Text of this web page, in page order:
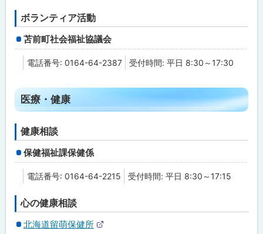
ボランティア活動
苫前町社会福祉協議会
電話番号: 0164-64-2387 受付時間: 平日 8:30～17:30
ト
ッ
プ
に
戻
医療・健康
健康相談
保健福祉課保健係
電話番号: 0164-64-2215 受付時間: 平日 8:30～17:15
心の健康相談
北海道留萌保健所